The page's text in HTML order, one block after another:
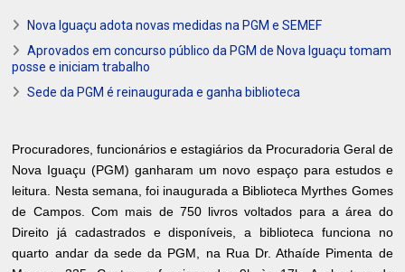
Nova Iguaçu adota novas medidas na PGM e SEMEF
Aprovados em concurso público da PGM de Nova Iguaçu tomam
posse e iniciam trabalho
Sede da PGM é reinaugurada e ganha biblioteca
Procuradores, funcionários e estagiários da Procuradoria Geral de
Nova Iguaçu (PGM) ganharam um novo espaço para estudos e
leitura. Nesta semana, foi inaugurada a Biblioteca Myrthes Gomes
de Campos. Com mais de 750 livros voltados para a área do
Direito já cadastrados e disponíveis, a biblioteca funciona no
quarto andar da sede da PGM, na Rua Dr. Athaíde Pimenta de